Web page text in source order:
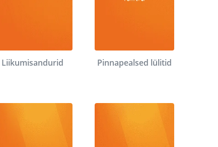
Liikumisandurid Pinnapealsed lülitid